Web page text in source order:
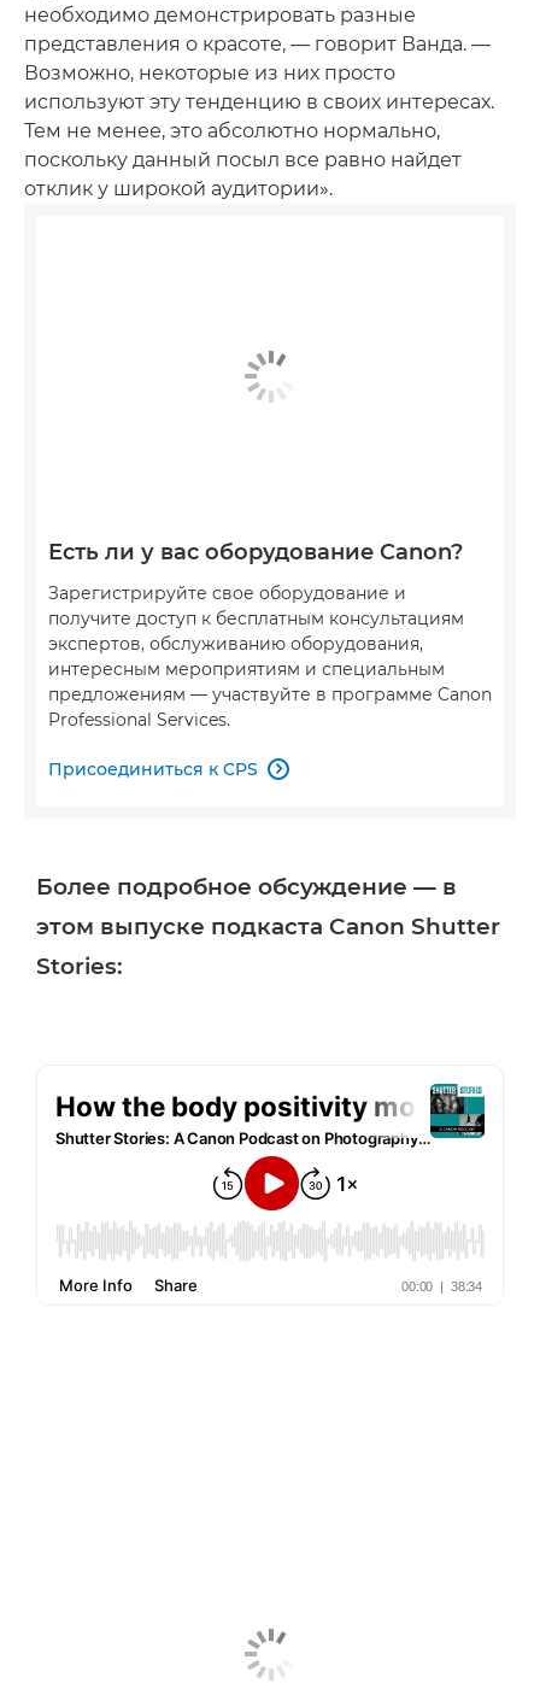
необходимо демонстрировать разные
представления о красоте, — говорит Ванда. —
Возможно, некоторые из них просто
используют эту тенденцию в своих интересах.
Тем не менее, это абсолютно нормально,
поскольку данный посыл все равно найдет
отклик у широкой аудитории».
Есть ли у вас оборудование Canon?
Зарегистрируйте свое оборудование и
получите доступ к бесплатным консультациям
экспертов, обслуживанию оборудования,
интересным мероприятиям и специальным
предложениям — участвуйте в программе Canon
Professional Services.
Присоединиться к CPS 
Более подробное обсуждение — в
этом выпуске подкаста Canon Shutter
Stories: